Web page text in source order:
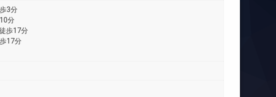
3分
分
歩17分
17分